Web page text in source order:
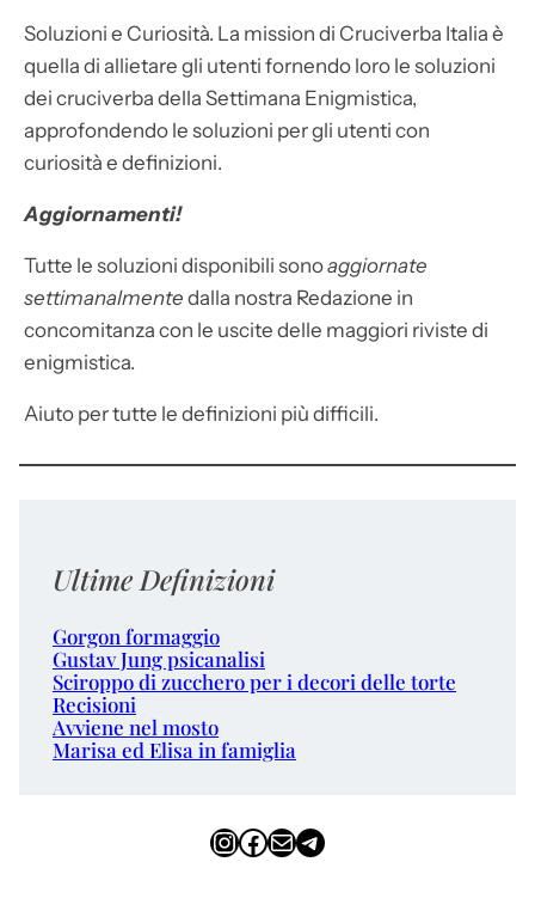
Soluzioni e Curiosità. La mission di Cruciverba Italia è
quella di allietare gli utenti fornendo loro le soluzioni
dei cruciverba della Settimana Enigmistica,
approfondendo le soluzioni per gli utenti con
curiosità e definizioni.
Aggiornamenti!
Tutte le soluzioni disponibili sonoaggiornate
settimanalmente dalla nostra Redazione in
concomitanza con le uscite delle maggiori riviste di
enigmistica.
Aiuto per tutte le definizioni più difficili.
Ultime Definizioni
Gorgon formaggio
Gustav Jung psicanalisi
Sciroppo di zucchero per i decori delle torte
Recisioni
Avviene nel mosto
Marisa ed Elisa in famiglia
InstagramFacebook Email Telegram